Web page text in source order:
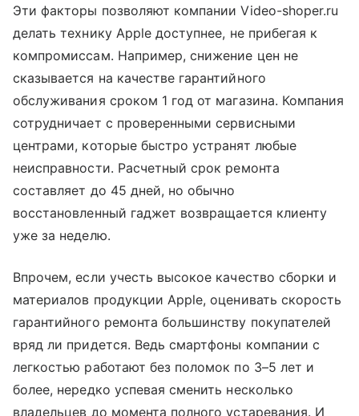
Эти факторы позволяют компании Video-shoper.ru
делать технику Apple доступнее, не прибегая к
компромиссам. Например, снижение цен не
сказывается на качестве гарантийного
обслуживания сроком 1 год от магазина. Компания
сотрудничает с проверенными сервисными
центрами, которые быстро устранят любые
неисправности. Расчетный срок ремонта
составляет до 45 дней, но обычно
восстановленный гаджет возвращается клиенту
уже за неделю.
Впрочем, если учесть высокое качество сборки и
материалов продукции Apple, оценивать скорость
гарантийного ремонта большинству покупателей
вряд ли придется. Ведь смартфоны компании с
легкостью работают без поломок по 3–5 лет и
более, нередко успевая сменить несколько
владельцев до момента полного устаревания. И